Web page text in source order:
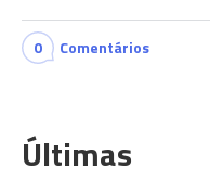
0 Comentários
Últimas